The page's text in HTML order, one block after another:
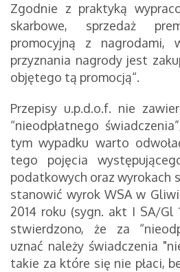
Zgodnie z praktyką
skarbowe, sprzedaż
promocyjną z nagrodami,
przyznania nagrody jest
objętego tą promocją“.
Przepisy u.p.d.o.f. nie
“nieodpłatnego
tym wypadku warto
tego pojęcia
podatkowych oraz wyrokach
stanowić wyrok WSA w
2014 roku (sygn. akt I SA/Gl
stwierdzono, że za
uznać należy świadczenia
takie za które się nie płaci,